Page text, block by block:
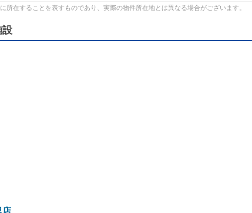
在することを表すものであり、実際の物件所在地とは異なる場合がございます。
設